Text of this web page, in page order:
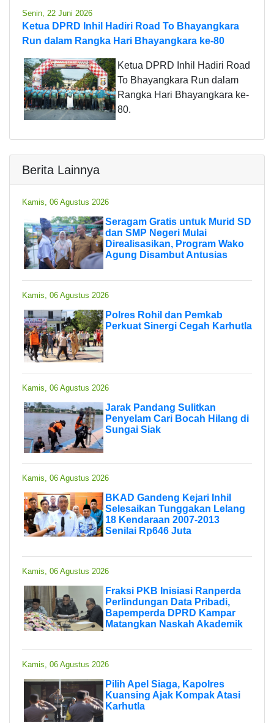
Senin, 22 Juni 2026
Ketua DPRD Inhil Hadiri Road To Bhayangkara
Run dalam Rangka Hari Bhayangkara ke-80
Ketua DPRD Inhil Hadiri Road
To Bhayangkara Run dalam
Rangka Hari Bhayangkara ke-
80.
Berita Lainnya
Kamis, 06 Agustus 2026
Seragam Gratis untuk Murid SD
dan SMP Negeri Mulai
Direalisasikan, Program Wako
Agung Disambut Antusias
Kamis, 06 Agustus 2026
Polres Rohil dan Pemkab
Perkuat Sinergi Cegah Karhutla
Kamis, 06 Agustus 2026
Jarak Pandang Sulitkan
Penyelam Cari Bocah Hilang di
Sungai Siak
Kamis, 06 Agustus 2026
BKAD Gandeng Kejari Inhil
Selesaikan Tunggakan Lelang
18 Kendaraan 2007-2013
Senilai Rp646 Juta
Kamis, 06 Agustus 2026
Fraksi PKB Inisiasi Ranperda
Perlindungan Data Pribadi,
Bapemperda DPRD Kampar
Matangkan Naskah Akademik
Kamis, 06 Agustus 2026
Pilih Apel Siaga, Kapolres
Kuansing Ajak Kompak Atasi
Karhutla